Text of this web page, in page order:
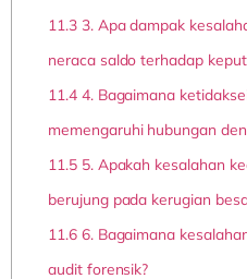
11.33. Apa dampak
neraca saldo terhadap
11.44. Bagaimana
memengaruhi hubungan
11.55. Apakah kesalahan
berujung pada kerugian
11.66. Bagaimana
audit forensik?